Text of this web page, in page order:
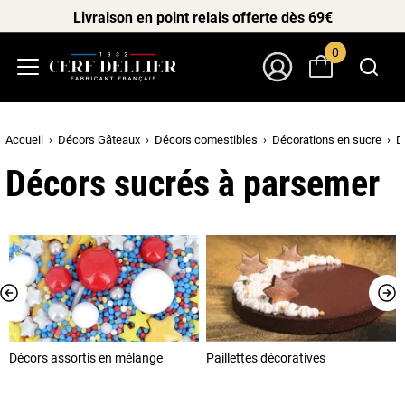
Livraison en point relais offerte dès 69€
0
Accueil Décors Gâteaux Décors comestibles Décorations en sucre
Décors sucrés à parsemer
Décors assortis en mélange Paillettes décoratives